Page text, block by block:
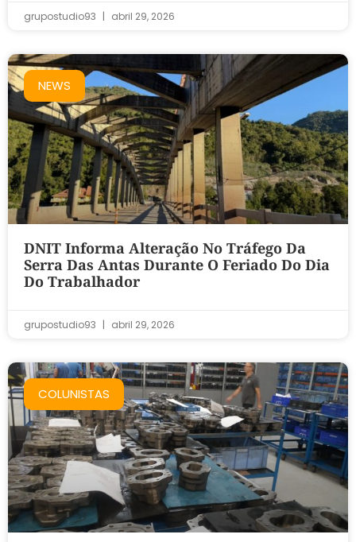
grupostudio93 abril 29, 2026
NEWS
DNIT Informa Alteração No Tráfego Da
Serra Das Antas Durante O Feriado Do Dia
Do Trabalhador
grupostudio93 abril 29, 2026
COLUNISTAS